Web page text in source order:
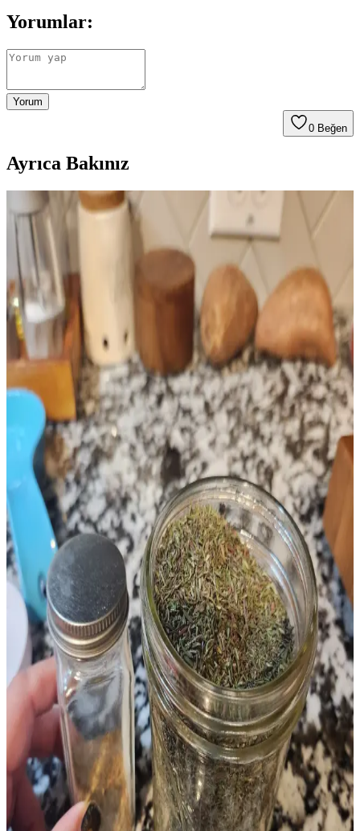
Yorumlar:
Yorum
0 Beğen
Ayrıca Bakınız
Klasik Amerikan Güney Kahvaltısı İçin Sosis Sosu
Tarifleri ve Püf Noktaları
Sosis sosu, Amerikan güney mutfağının kahvaltı klasiği olup sosis,
un ve sütle hazırlanır. Doğru pişirme ve baharat dengesiyle enfes
sonuçlar elde edilir.
Az Kullanılan Tahıllar: Farro, Arpa, Teff,
Karabuğday ve Milletin Besin Değerleri ve
Kullanımı
Farro, arpa, teff, karabuğday ve millet gibi az kullanılan tahıllar,
farklı tatları ve yüksek besin değerleriyle mutfaklarda çeşitlilik sunar.
Pişirme ve depolama önerileriyle sağlıklı beslenmeye katkı sağlarlar.
Tavuk Göğsü Tariflerinde Kültürel Çeşitlilik ve
Pratik Pişirme Yöntemleri
Tavuk göğsü, çeşitli mutfaklardan tarifler ve pişirme teknikleriyle
zenginleştirilebilir. Baharatlar, soslar ve dolgu malzemeleriyle
besleyici ve farklı lezzetler yaratmak mümkündür.
İnternette Viral Olan ve Hâlâ Tercih Edilen Pratik
Tarifler ve Özellikleri
İnternette viral olan ve hâlâ sevilen tarifler, pratikliği ve lezzetiyle
mutfaklarda kalıcı yer edinmiştir. No-knead ekmekten fırında feta
peynirine, çeşitli salatalar ve et yemeklerine kadar geniş bir yelpaze
sunar.
Kıyma ile Dünya Mutfağından Çeşitli Tarifler ve
Pişirme Teknikleri
Kıyma, farklı kültürlerin mutfaklarında çeşitli tariflerde kullanılır.
Baharatlar, soslar ve pişirme teknikleriyle zenginleşen kıyma
yemekleri, spagetti ve hamburgerin ötesinde geniş bir yelpaze sunar.
Fransa'dan ABD'ye Özgün Mutfak Malzemeleri ve
Gıda Ürünleri Getirme Rehberi